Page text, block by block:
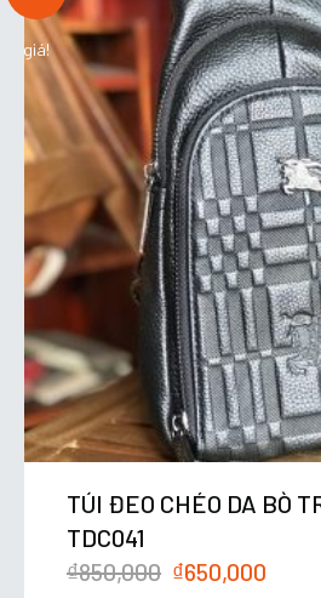
giá!
TÚI ĐEO CHÉO DA BÒ
TDC041
₫850,000 ₫650,000